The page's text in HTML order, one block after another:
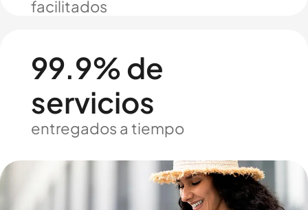
facilitados
99.9% de
servicios
entregados a tiempo